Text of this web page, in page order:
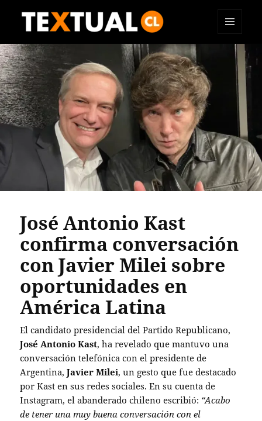
TEXTUAL
WIDGETS
José Antonio Kast
confirma conversación
con Javier Milei sobre
oportunidades en
América Latina
El candidato presidencial del Partido Republicano,
José Antonio Kast, ha revelado que mantuvo una
conversación telefónica con el presidente de
Argentina,Javier Milei, un gesto que fue destacado
por Kast en sus redes sociales. En su cuenta de
Instagram, el abanderado chileno escribió: “Acabo
de tener una muy buena conversación con el